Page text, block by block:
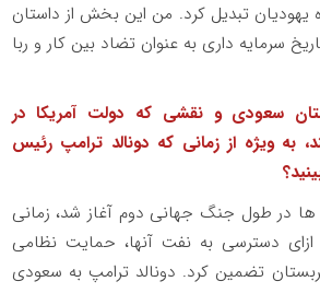
یهودیان تبدیل کرد. من این بخش از داستان
سرمایه داری به عنوان تضاد بین کار و ربا
سعودی و نقشی که دولت آمریکا در
به ویژه از زمانی که دونالد ترامپ رئیس
ها در طول جنگ جهانی دوم آغاز شد، زمانی
ازای دسترسی به نفت آنها، حمایت نظامی
تضمین کرد. دونالد ترامپ به سعودی